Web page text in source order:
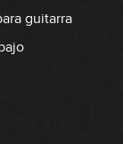
guitarra